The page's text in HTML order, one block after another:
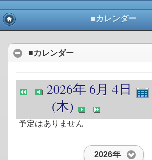
■カレンダー
■カレンダー
2026年 6月 4日
(木)
予定はありません
2026年